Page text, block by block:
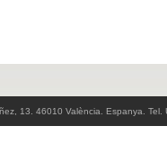
13. 46010 València. Espanya. Tel.